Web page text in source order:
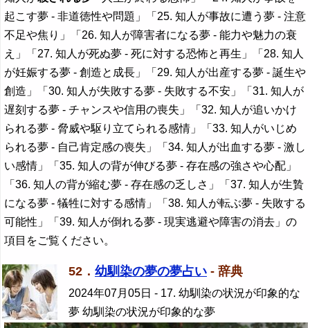
起こす夢 - 非道徳性や問題」「25. 知人が事故に遭う夢 - 注意
不足や焦り」「26. 知人が障害者になる夢 - 能力や魅力の衰
え」「27. 知人が死ぬ夢 - 死に対する恐怖と再生」「28. 知人
が妊娠する夢 - 創造と成長」「29. 知人が出産する夢 - 誕生や
創造」「30. 知人が失敗する夢 - 失敗する不安」「31. 知人が
遅刻する夢 - チャンスや信用の喪失」「32. 知人が追いかけ
られる夢 - 脅威や駆り立てられる感情」「33. 知人がいじめ
られる夢 - 自己肯定感の喪失」「34. 知人が出血する夢 - 激し
い感情」「35. 知人の背が伸びる夢 - 存在感の強さや心配」
「36. 知人の背が縮む夢 - 存在感の乏しさ」「37. 知人が生贄
になる夢 - 犠牲に対する感情」「38. 知人が転ぶ夢 - 失敗する
可能性」「39. 知人が倒れる夢 - 現実逃避や障害の消去」の
項目をご覧ください。
52． 幼馴染の夢の夢占い - 辞典
2024年07月05日 - 17. 幼馴染の状況が印象的な
夢 幼馴染の状況が印象的な夢